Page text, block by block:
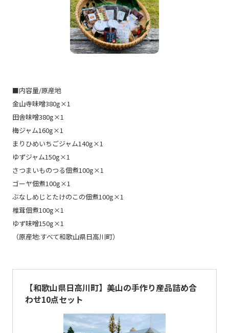
■内容量/原産地
金山寺味噌380g×1
田舎味噌380g×1
梅ジャム160g×1
まりひめいちごジャム140g×1
ゆずジャム150g×1
さつまいものつる佃煮100g×1
ゴーヤ佃煮100g×1
ぶなしめじとたけのこの佃煮100g×1
椎茸佃煮100g×1
ゆず味噌150g×1
（原産地:すべて和歌山県日高川町）
【和歌山県日高川町】美山の手作り産品詰め合
わせ10点セット